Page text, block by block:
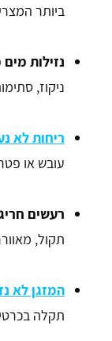
ביותר
נזילות
ניקוז,
ריחות לא
עובש או
רעשים
תקול,
המזגן לא
תקלה